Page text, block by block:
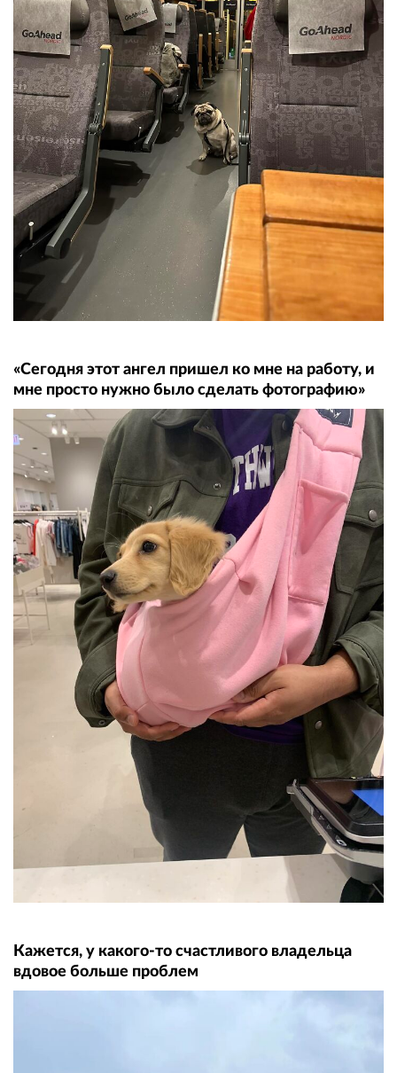
«Сегодня этот ангел пришел ко мне на работу, и
мне просто нужно было сделать фотографию»
Кажется, у какого-то счастливого владельца
вдовое больше проблем